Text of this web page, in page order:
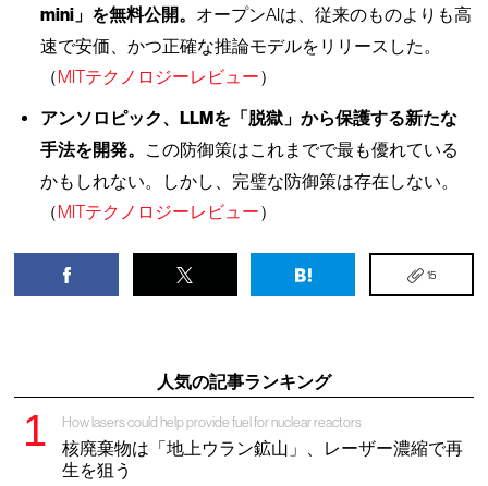
mini」を無料公開。 オープンAIは、従来のものよりも高
速で安価、かつ正確な推論モデルをリリースした。
（MITテクノロジーレビュー）
アンソロピック、LLMを「脱獄」から保護する新たな
手法を開発。
この防御策はこれまでで最も優れている
かもしれない。しかし、完璧な防御策は存在しない。
（MITテクノロジーレビュー）
15
人気の記事ランキング
How lasers could help provide fuel for nuclear reactors
核廃棄物は「地上ウラン鉱山」、レーザー濃縮で再
生を狙う